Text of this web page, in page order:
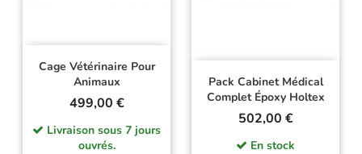
Cage Vétérinaire Pour
Animaux
Prix
499,00 €
Livraison sous 7 jours
ouvrés.
Pack Cabinet Médical
Complet Époxy Holtex
Prix
502,00 €
En stock